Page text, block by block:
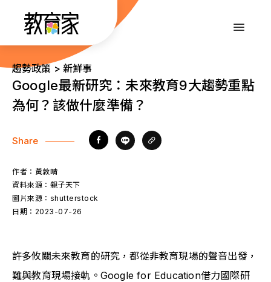
內
::: 趨勢政策 > 新鮮事
Google最新研究：未來教育9大趨勢重點
為何？該做什麼準備？
Share
作者： 黃敦晴
資料來源： 親子天下
圖片來源： shutterstock
日期： 2023-07-26
許多攸關未來教育的研究，都從非教育現場的聲音出發，
難與教育現場接軌。Google for Education借力國際研